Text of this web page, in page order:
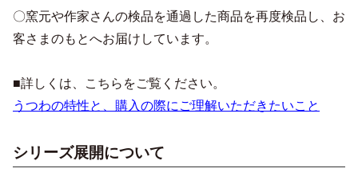
〇窯元や作家さんの検品を通過した商品を再度検品し、お
客さまのもとへお届けしています。
■詳しくは、こちらをご覧ください。
うつわの特性と、購入の際にご理解いただきたいこと
シリーズ展開について